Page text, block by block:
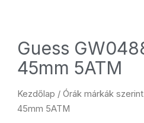
Guess
45mm 5ATM
Kezdőlap / Órák márkák szerint
45mm 5ATM